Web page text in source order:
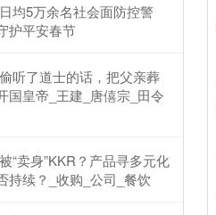
均5万余名社会面防控警
护平安春节
听了道士的话，把父亲葬
国皇帝_王建_唐僖宗_田令
“卖身”KKR？产品寻多元化
持续？_收购_公司_餐饮